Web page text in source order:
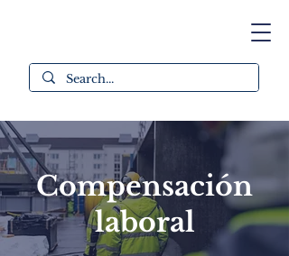
Compensación
laboral